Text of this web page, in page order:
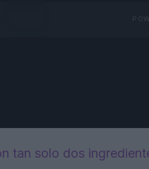
tan solo dos